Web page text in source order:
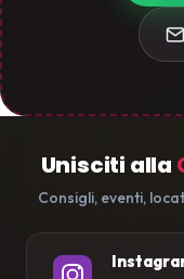
Unisciti alla
Consigli, eventi,